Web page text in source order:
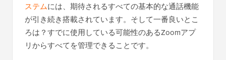
ステムには、期待されるすべての基本的な通話機能
が引き続き搭載されています。そして一番良いとこ
ろは？すでに使用している可能性のあるZoomアプ
リからすべてを管理できることです。